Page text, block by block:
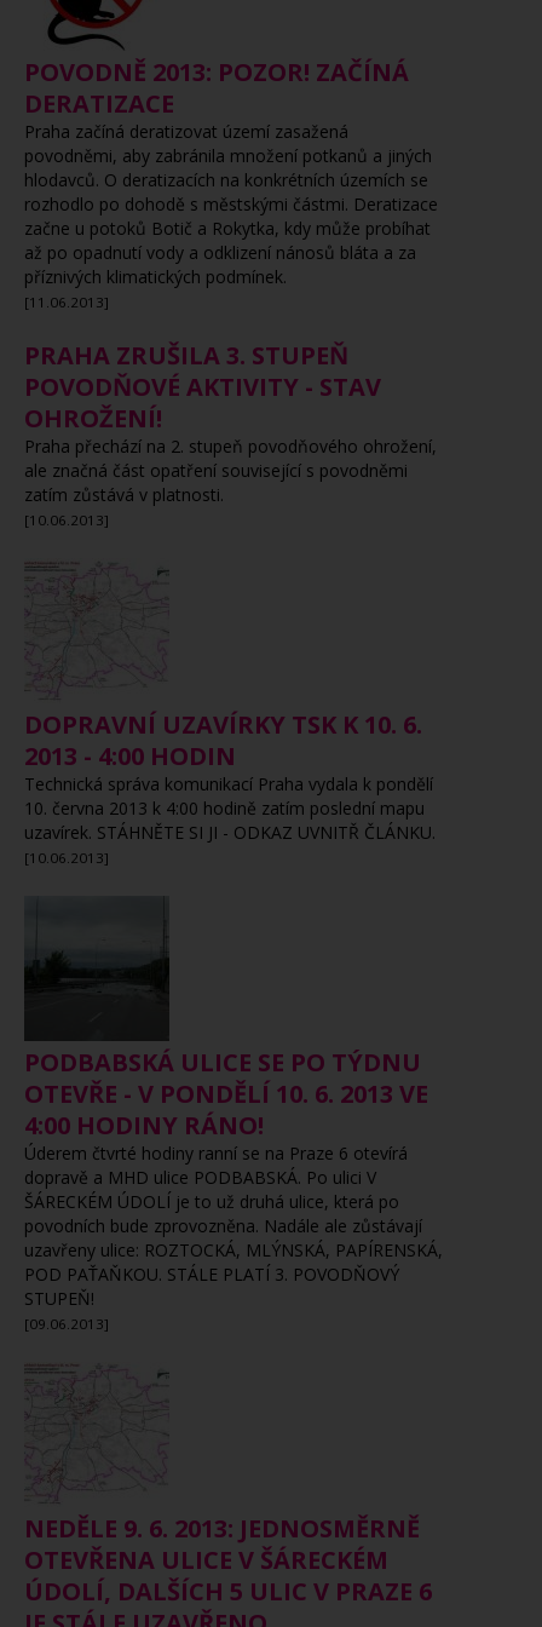
POVODNĚ 2013: POZOR! ZAČÍNÁ
DERATIZACE
Praha začíná deratizovat území zasažená
povodněmi, aby zabránila množení potkanů a jiných
hlodavců. O deratizacích na konkrétních územích se
rozhodlo po dohodě s městskými částmi. Deratizace
začne u potoků Botič a Rokytka, kdy může probíhat
až po opadnutí vody a odklizení nánosů bláta a za
příznivých klimatických podmínek.
[11.06.2013]
PRAHA ZRUŠILA 3. STUPEŇ
POVODŇOVÉ AKTIVITY - STAV
OHROŽENÍ!
Praha přechází na 2. stupeň povodňového ohrožení,
ale značná část opatření související s povodněmi
zatím zůstává v platnosti.
[10.06.2013]
DOPRAVNÍ UZAVÍRKY TSK K 10. 6.
2013 - 4:00 HODIN
Technická správa komunikací Praha vydala k pondělí
10. června 2013 k 4:00 hodině zatím poslední mapu
uzavírek. STÁHNĚTE SI JI - ODKAZ UVNITŘ ČLÁNKU.
[10.06.2013]
PODBABSKÁ ULICE SE PO TÝDNU
OTEVŘE - V PONDĚLÍ 10. 6. 2013 VE
4:00 HODINY RÁNO!
Úderem čtvrté hodiny ranní se na Praze 6 otevírá
dopravě a MHD ulice PODBABSKÁ. Po ulici V
ŠÁRECKÉM ÚDOLÍ je to už druhá ulice, která po
povodních bude zprovozněna. Nadále ale zůstávají
uzavřeny ulice: ROZTOCKÁ, MLÝNSKÁ, PAPÍRENSKÁ,
POD PAŤAŇKOU. STÁLE PLATÍ 3. POVODŇOVÝ
STUPEŇ!
[09.06.2013]
NEDĚLE 9. 6. 2013: JEDNOSMĚRNĚ
OTEVŘENA ULICE V ŠÁRECKÉM
ÚDOLÍ, DALŠÍCH 5 ULIC V PRAZE 6